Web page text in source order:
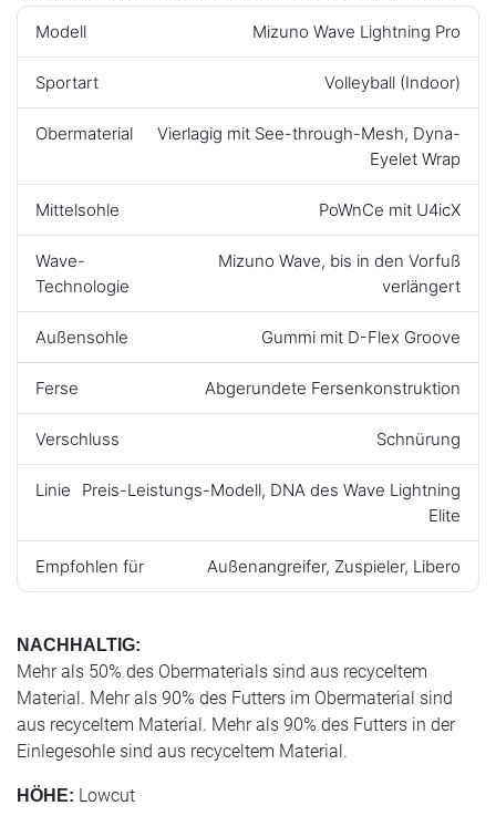
Modell Mizuno Wave Lightning Pro
Sportart Volleyball (Indoor)
Obermaterial
Vierlagig mit See-through-Mesh, Dyna-
Eyelet Wrap
Mittelsohle PoWnCe mit U4icX
Wave-
Technologie
Mizuno Wave, bis in den Vorfuß
verlängert
Außensohle Gummi mit D-Flex Groove
Ferse Abgerundete Fersenkonstruktion
Verschluss Schnürung
Linie
Preis-Leistungs-Modell, DNA des Wave Lightning
Elite
Empfohlen für Außenangreifer, Zuspieler, Libero
NACHHALTIG:
Mehr als 50% des Obermaterials sind aus recyceltem
Material. Mehr als 90% des Futters im Obermaterial sind
aus recyceltem Material. Mehr als 90% des Futters in der
Einlegesohle sind aus recyceltem Material.
HÖHE: Lowcut